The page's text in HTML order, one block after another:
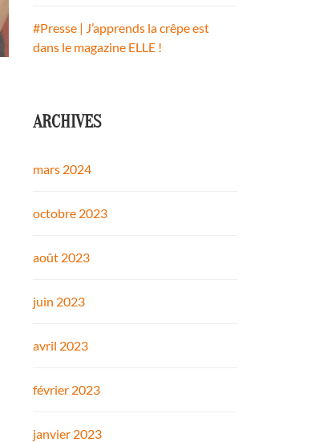
#Presse | J’apprends la crêpe est
dans le magazine ELLE !
ARCHIVES
mars 2024
octobre 2023
août 2023
juin 2023
avril 2023
février 2023
janvier 2023